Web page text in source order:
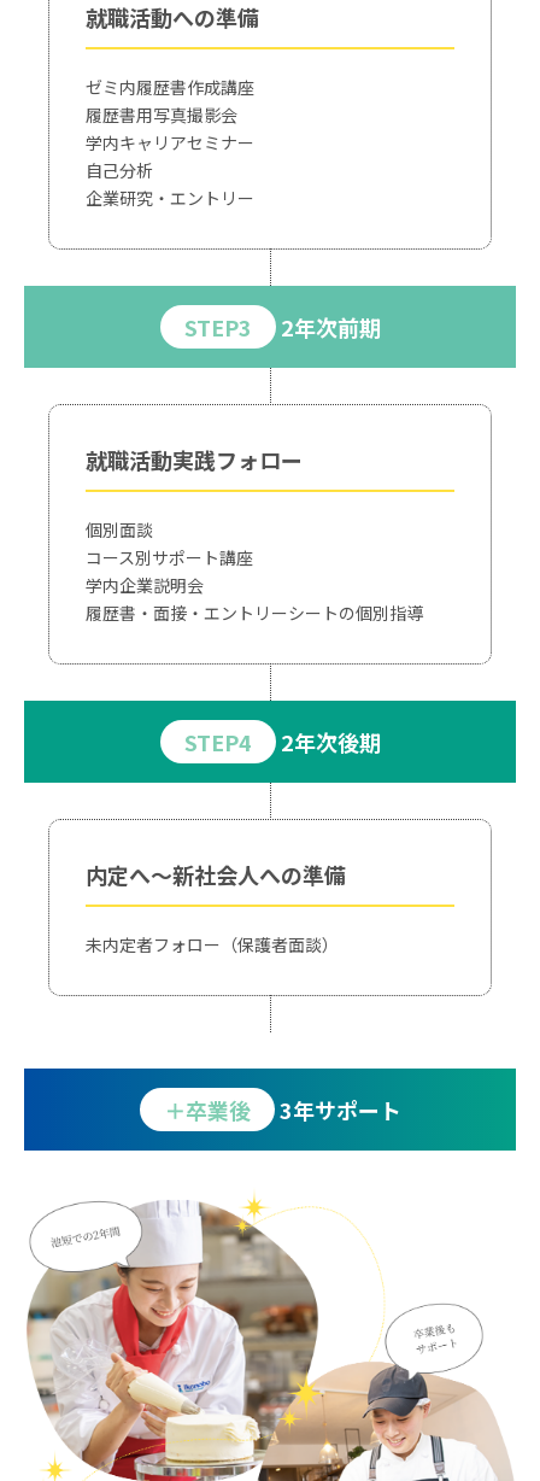
就職活動への準備
ゼミ内履歴書作成講座
履歴書用写真撮影会
学内キャリアセミナー
自己分析
企業研究・エントリー
STEP3 2年次前期
就職活動実践フォロー
個別面談
コース別サポート講座
学内企業説明会
履歴書・面接・エントリーシートの個別指導
STEP4 2年次後期
内定へ～新社会人への準備
未内定者フォロー（保護者面談）
＋卒業後 3年サポート